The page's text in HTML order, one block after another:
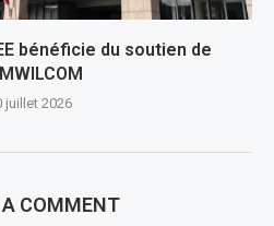
bénéficie du soutien de
juillet 2026
A COMMENT